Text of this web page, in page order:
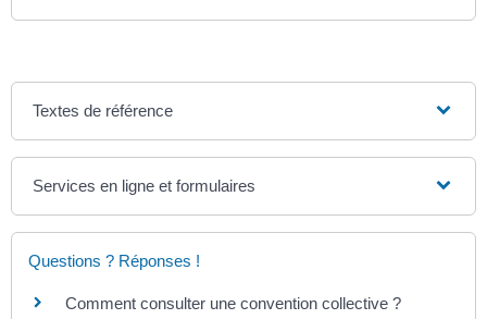
Textes de référence
Services en ligne et formulaires
Questions ? Réponses !
Comment consulter une convention collective ?